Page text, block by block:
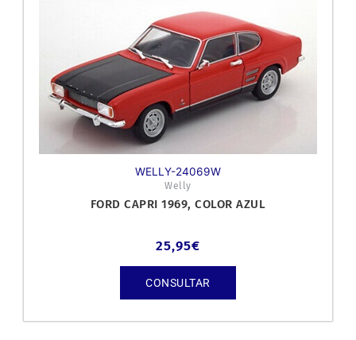
WELLY-24069W
Welly
FORD CAPRI 1969, COLOR AZUL
25,95€
CONSULTAR